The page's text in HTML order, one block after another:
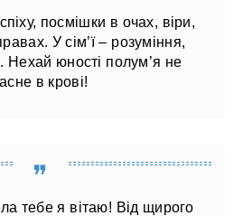
посмішки в очах, віри,
У сім’ї – розуміння,
Нехай юності полум’я не
в крові!
тебе я вітаю! Від щирого